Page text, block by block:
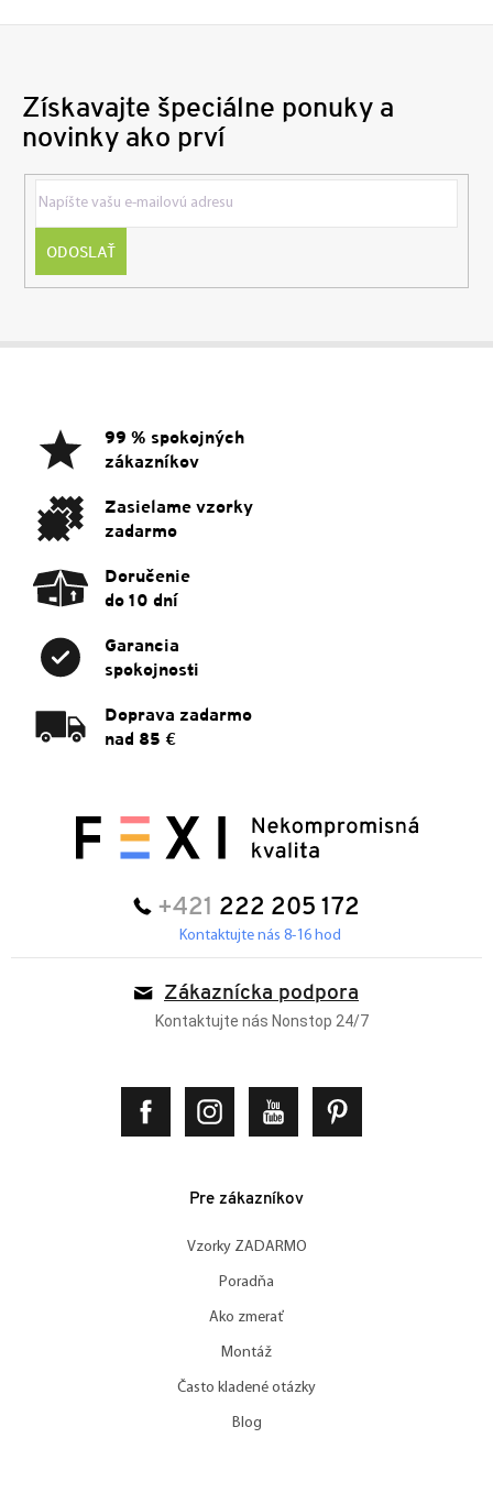
Získavajte špeciálne ponuky a
novinky ako prví
ODOSLAŤ
99 % spokojných
zákazníkov
Zasielame vzorky
zadarmo
Doručenie
do 10 dní
Garancia
spokojnosti
Doprava zadarmo
nad 85 €
+421 222 205 172
Kontaktujte nás 8-16 hod
Zákaznícka podpora
Kontaktujte nás Nonstop 24/7
Pre zákazníkov
Vzorky ZADARMO
Poradňa
Ako zmerať
Montáž
Často kladené otázky
Blog